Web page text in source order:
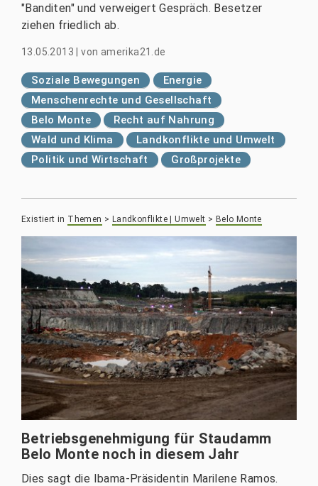
"Banditen" und verweigert Gespräch. Besetzer
ziehen friedlich ab.
13.05.2013|von amerika21.de
Soziale Bewegungen
Energie
Menschenrechte und Gesellschaft
Belo Monte
Recht auf Nahrung
Wald und Klima
Landkonflikte und Umwelt
Politik und Wirtschaft
Großprojekte
Existiert in Themen > Landkonflikte | Umwelt > Belo Monte
Betriebsgenehmigung für Staudamm
Belo Monte noch in diesem Jahr
Dies sagt die Ibama-Präsidentin Marilene Ramos.